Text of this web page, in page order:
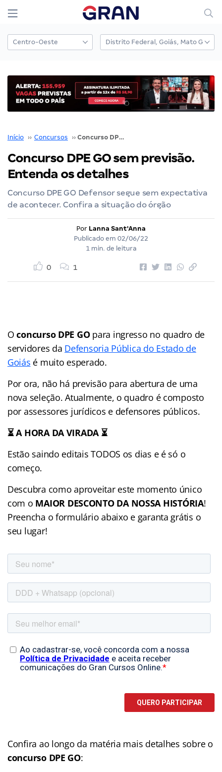
Início ›› Concursos ›› Concurso DPE GO sem previsão. Entenda os detalhes
Concurso DPE GO sem previsão.
Entenda os detalhes
Concurso DPE GO Defensor segue sem expectativa
de acontecer. Confira a situação do órgão
Por Lanna Sant'Anna
Publicado em 02/06/22
1 min. de leitura
0 1
Oconcurso DPE GOpara ingresso no quadro de
servidores da Defensoria Pública do Estado de
Goiás é muito esperado.
Por ora, não há previsão para abertura de uma
nova seleção. Atualmente, o quadro é composto
por assessores jurídicos e defensores públicos.
⏳ A HORA DA VIRADA ⏳
Estão saindo editais TODOS os dias e é só o
começo.
Descubra como aproveitar este momento único
com o MAIOR DESCONTO DA NOSSA HISTÓRIA!
Preencha o formulário abaixo e garanta grátis o
seu lugar!
Confira ao longo da matéria mais detalhes sobre o
concurso DPE GO: